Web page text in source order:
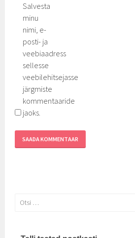
Salvesta
minu
nimi, e-
posti- ja
veebiaadress
sellesse
veebilehitsejasse
järgmiste
kommentaaride
jaoks.
Otsi: